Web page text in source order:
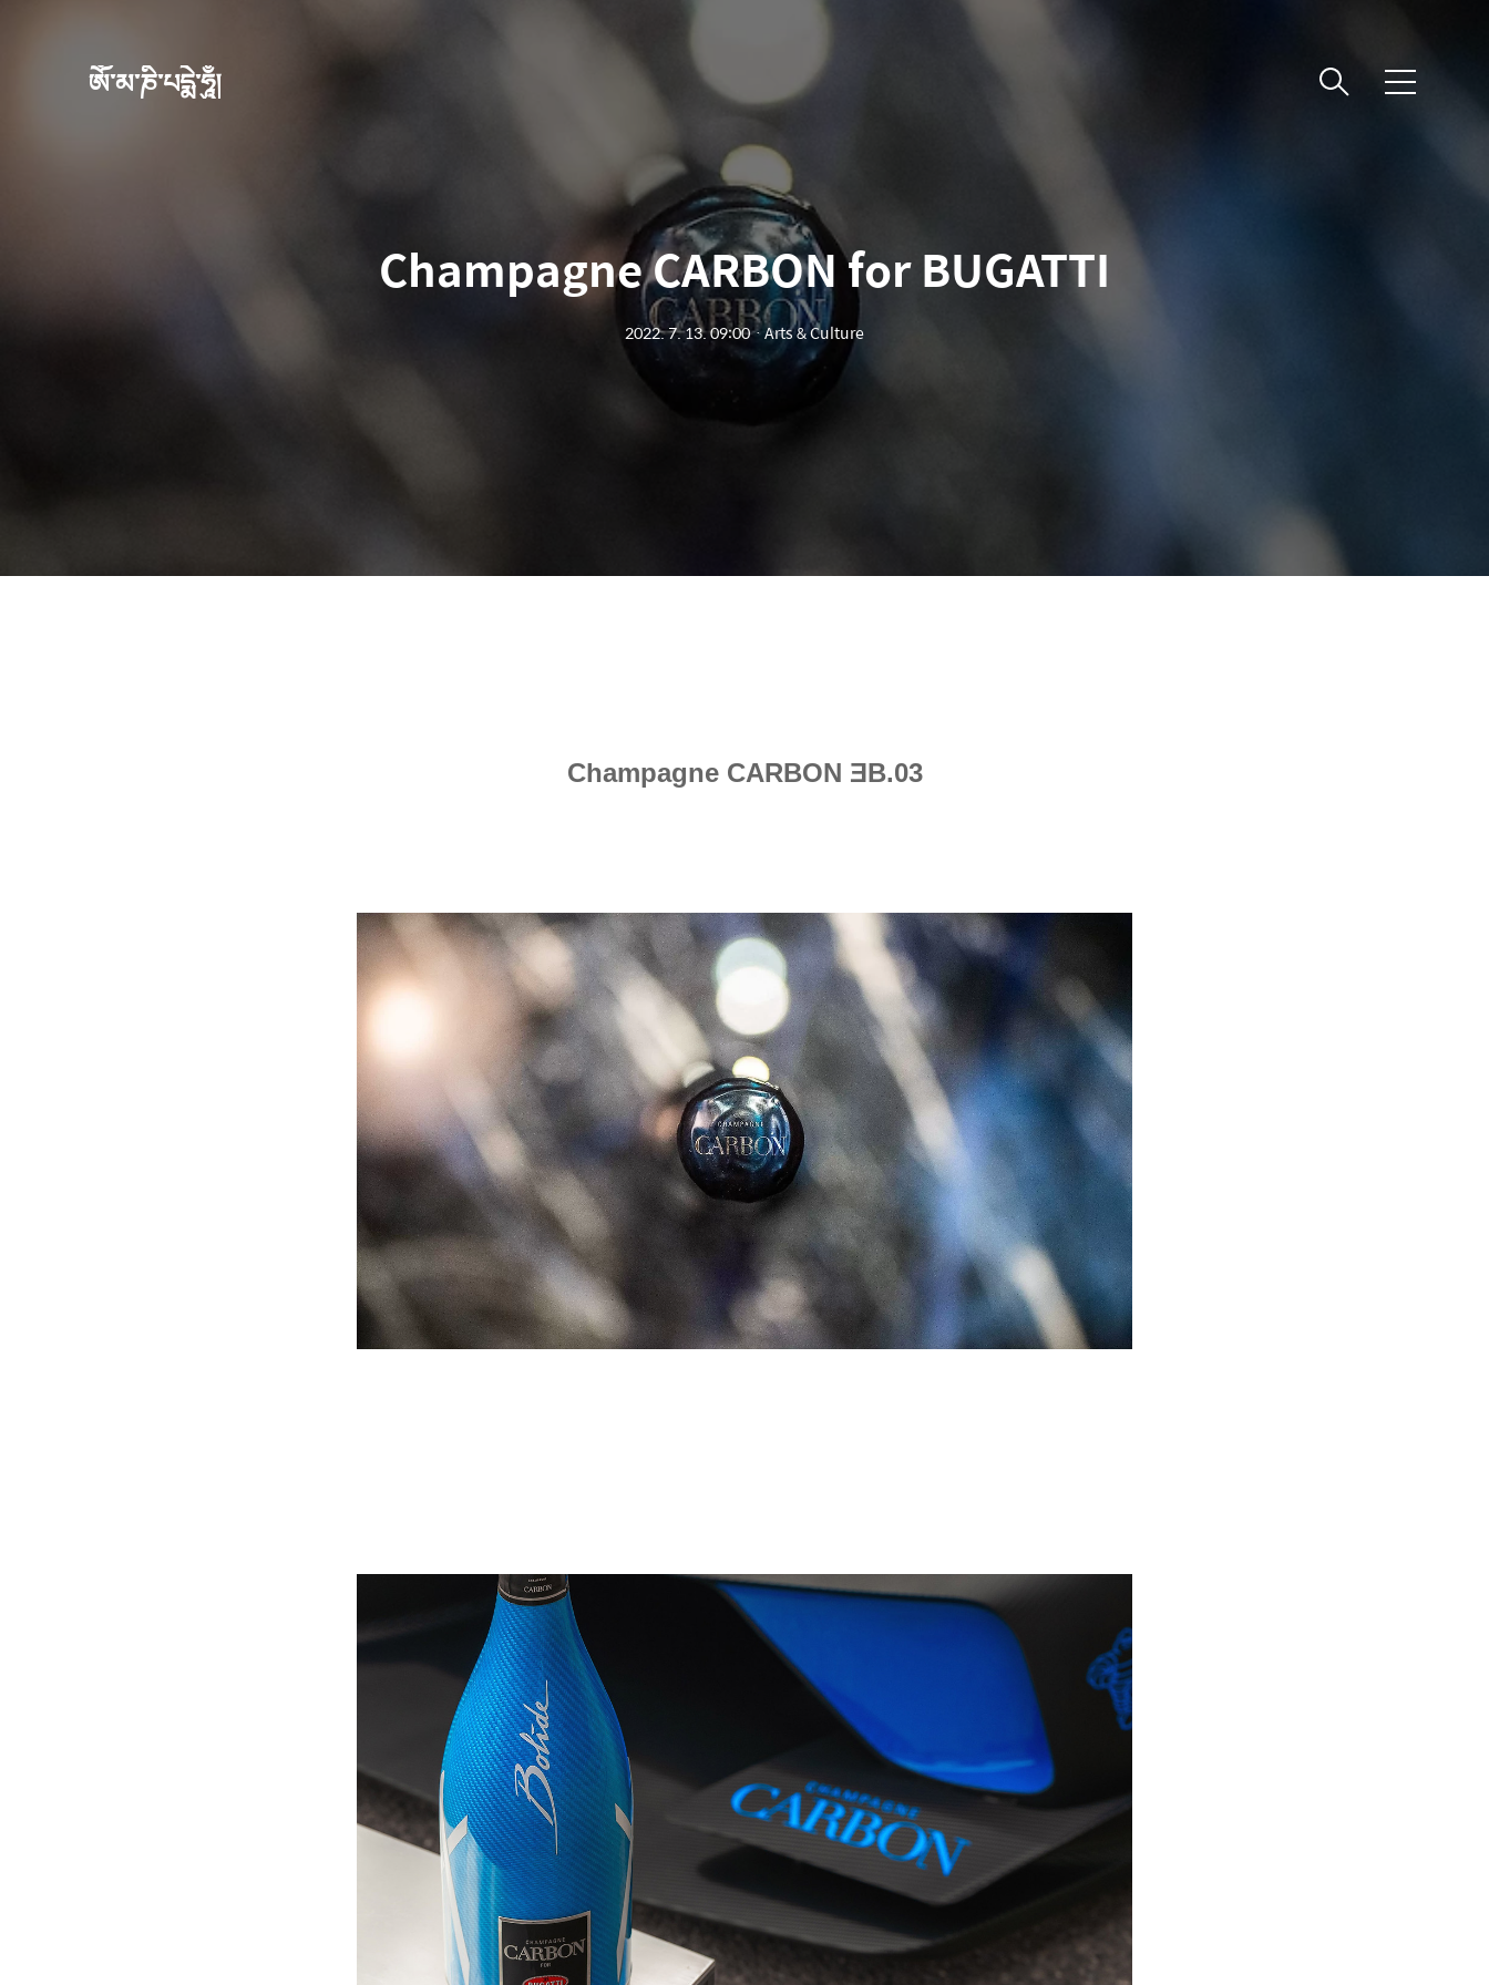
ཨོཾ་མ་ཎི་པདྨེ་ཧཱུྃ། 메
Champagne CARBON for BUGATTI
2022. 7. 13. 09:00ㆍArts & Culture
Champagne CARBON ƎB.03